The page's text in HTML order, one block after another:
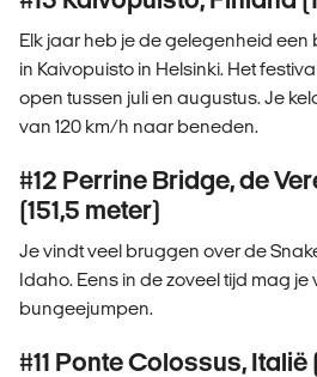
Elk jaar heb je de gelegenheid een
in Kaivopuisto in Helsinki. Het
open tussen juli en augustus. Je
van 120 km/h naar beneden.
#12 Perrine Bridge, de
(151,5 meter)
Je vindt veel bruggen over de
Idaho. Eens in de zoveel tijd mag
bungeejumpen.
#11 Ponte Colossus, Italië